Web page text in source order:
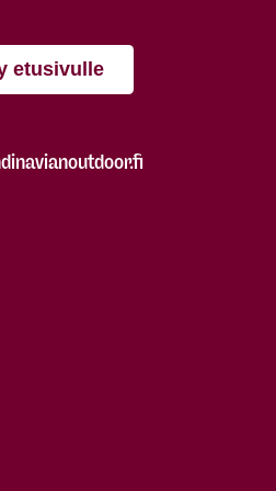
etusivulle